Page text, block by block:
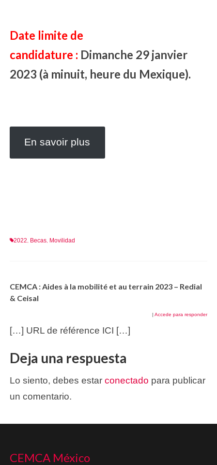
Date limite de
candidature : Dimanche 29 janvier
2023 (à minuit, heure du Mexique).
En savoir plus
2022 Becas Movilidad
CEMCA : Aides à la mobilité et au terrain 2023 – Redial
& Ceisal
| Accede para responder
[…] URL de référence ICI […]
Deja una respuesta
Lo siento, debes estar conectado para publicar
un comentario.
CEMCA México